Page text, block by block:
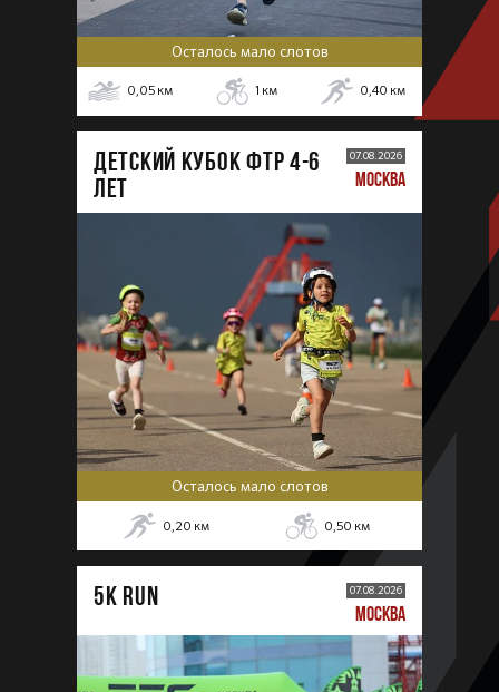
Осталось мало слотов
0,05 км 1 км 0,40 км
ДЕТСКИЙ КУБОК ФТР 4-6
лет
07.08.2026
МОСКВА
Осталось мало слотов
0,20 км 0,50 км
5К RUN 07.08.2026
МОСКВА